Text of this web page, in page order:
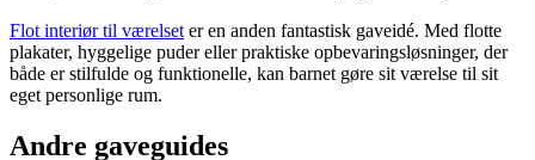
Flot interiør til værelset er en anden fantastisk gaveidé. Med flotte
plakater, hyggelige puder eller praktiske opbevaringsløsninger, der
både er stilfulde og funktionelle, kan barnet gøre sit værelse til sit
eget personlige rum.
Andre gaveguides